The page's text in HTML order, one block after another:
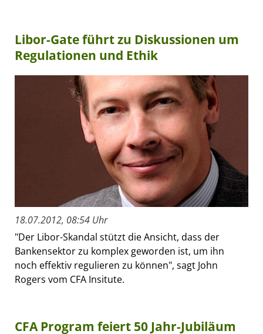
Libor-Gate führt zu Diskussionen um
Regulationen und Ethik
18.07.2012, 08:54 Uhr
"Der Libor-Skandal stützt die Ansicht, dass der
Bankensektor zu komplex geworden ist, um ihn
noch effektiv regulieren zu können", sagt John
Rogers vom CFA Insitute.
CFA Program feiert 50 Jahr-Jubiläum